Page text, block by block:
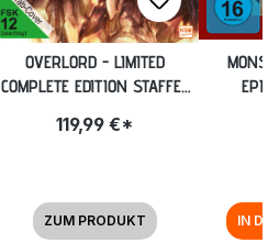
OVERLORD - LIMITED
COMPLETE EDITION STAFFEL
119,99 €*
ZUM PRODUKT IN